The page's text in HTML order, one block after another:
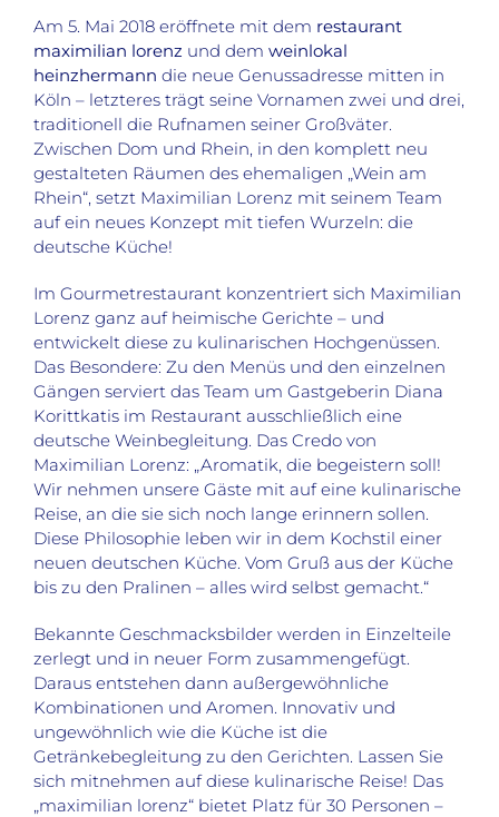
Am 5. Mai 2018 eröffnete mit dem restaurant
maximilian lorenz und dem weinlokal
heinzhermann die neue Genussadresse mitten in
Köln – letzteres trägt seine Vornamen zwei und drei,
traditionell die Rufnamen seiner Großväter.
Zwischen Dom und Rhein, in den komplett neu
gestalteten Räumen des ehemaligen „Wein am
Rhein“, setzt Maximilian Lorenz mit seinem Team
auf ein neues Konzept mit tiefen Wurzeln: die
deutsche Küche!
Im Gourmetrestaurant konzentriert sich Maximilian
Lorenz ganz auf heimische Gerichte – und
entwickelt diese zu kulinarischen Hochgenüssen.
Das Besondere: Zu den Menüs und den einzelnen
Gängen serviert das Team um Gastgeberin Diana
Korittkatis im Restaurant ausschließlich eine
deutsche Weinbegleitung. Das Credo von
Maximilian Lorenz: „Aromatik, die begeistern soll!
Wir nehmen unsere Gäste mit auf eine kulinarische
Reise, an die sie sich noch lange erinnern sollen.
Diese Philosophie leben wir in dem Kochstil einer
neuen deutschen Küche. Vom Gruß aus der Küche
bis zu den Pralinen – alles wird selbst gemacht.“
Bekannte Geschmacksbilder werden in Einzelteile
zerlegt und in neuer Form zusammengefügt.
Daraus entstehen dann außergewöhnliche
Kombinationen und Aromen. Innovativ und
ungewöhnlich wie die Küche ist die
Getränkebegleitung zu den Gerichten. Lassen Sie
sich mitnehmen auf diese kulinarische Reise! Das
„maximilian lorenz“ bietet Platz für 30 Personen –